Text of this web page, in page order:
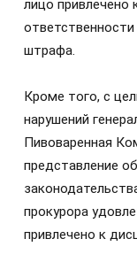
лицо привлечено
штрафа.
Кроме того, с
нарушений
Пивоваренная
представление
прокурора
привлечено к